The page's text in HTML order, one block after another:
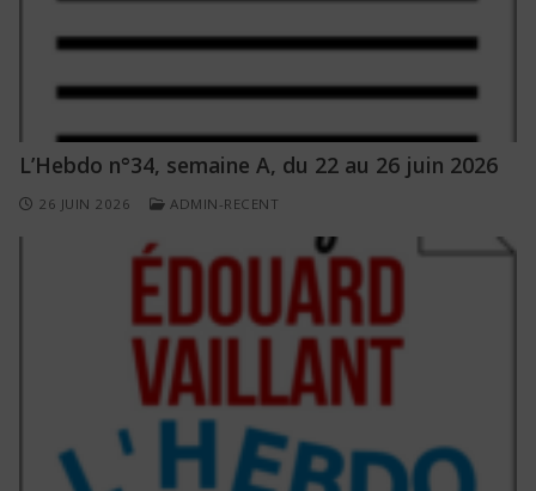
L’Hebdo n°34, semaine A, du 22 au 26 juin 2026
26 JUIN 2026 ADMIN-RECENT